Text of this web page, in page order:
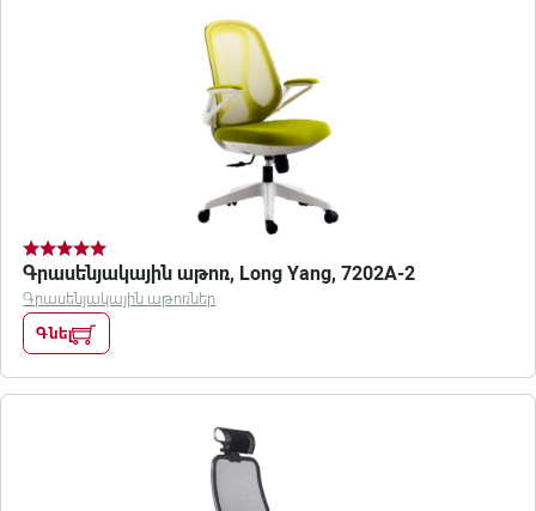
Գրասենյակային աթոռ, Long Yang, 7202A-2
Գրասենյակային աթոռներ
Գնել